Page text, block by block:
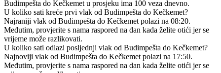
Budimpešta do Kečkemet u prosjeku ima 100 veza dnevno.
U koliko sati kreće prvi vlak od Budimpešta do Kečkemet?
Najraniji vlak od Budimpešta do Kečkemet polazi na 08:20.
Međutim, provjerite s nama raspored na dan kada želite otići jer se
vrijeme može razlikovati.
U koliko sati odlazi posljednji vlak od Budimpešta do Kečkemet?
Najnoviji vlak od Budimpešta do Kečkemet polazi na 17:50.
Međutim, provjerite s nama raspored na dan kada želite otići jer se